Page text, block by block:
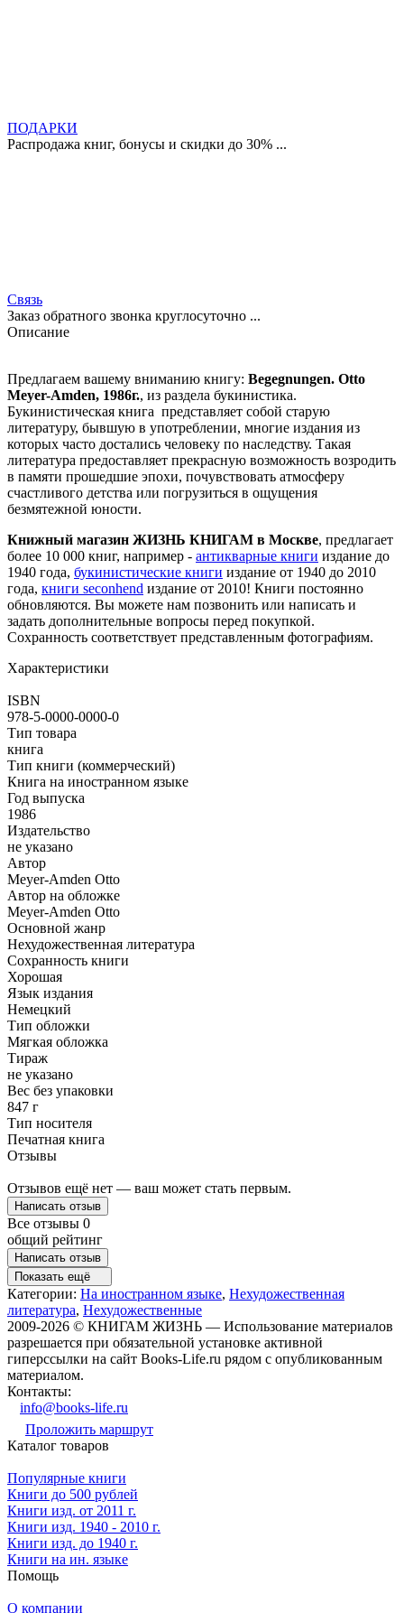
ПОДАРКИ
Распродажа книг, бонусы и скидки до 30% ...
Связь
Заказ обратного звонка круглосуточно ...
Описание
Предлагаем вашему вниманию книгу: Begegnungen. Otto
Meyer-Amden, 1986г., из раздела букинистика.
Букинистическая книга представляет собой старую
литературу, бывшую в употреблении, многие издания из
которых часто достались человеку по наследству. Такая
литература предоставляет прекрасную возможность возродить
в памяти прошедшие эпохи, почувствовать атмосферу
счастливого детства или погрузиться в ощущения
безмятежной юности.
Книжный магазин ЖИЗНЬ КНИГАМ в Москве, предлагает
более 10 000 книг, например - антикварные книги издание до
1940 года, букинистические книги издание от 1940 до 2010
года, книги seconhend издание от 2010! Книги постоянно
обновляются. Вы можете нам позвонить или написать и
задать дополнительные вопросы перед покупкой.
Сохранность соответствует представленным фотографиям.
Характеристики
ISBN
978-5-0000-0000-0
Тип товара
книга
Тип книги (коммерческий)
Книга на иностранном языке
Год выпуска
1986
Издательство
не указано
Автор
Meyer-Amden Otto
Автор на обложке
Meyer-Amden Otto
Основной жанр
Нехудожественная литература
Сохранность книги
Хорошая
Язык издания
Немецкий
Тип обложки
Мягкая обложка
Тираж
не указано
Вес без упаковки
847 г
Тип носителя
Печатная книга
Отзывы
Отзывов ещё нет — ваш может стать первым.
Написать отзыв
Все отзывы 0
общий рейтинг
Написать отзыв
Показать ещё
Категории: На иностранном языке, Нехудожественная
литература, Нехудожественные
2009-2026 © КНИГАМ ЖИЗНЬ — Использование материалов
разрешается при обязательной установке активной
гиперссылки на сайт Books-Life.ru рядом с опубликованным
материалом.
Контакты:
info@books-life.ru
Проложить маршрут
Каталог товаров
Популярные книги
Книги до 500 рублей
Книги изд. от 2011 г.
Книги изд. 1940 - 2010 г.
Книги изд. до 1940 г.
Книги на ин. языке
Помощь
О компании